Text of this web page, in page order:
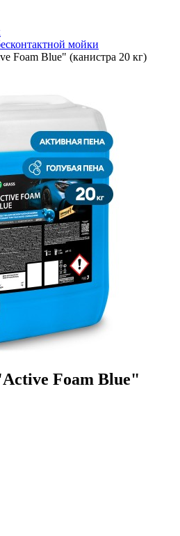
мойки
Foam Blue" (канистра 20 кг)
Foam Blue"